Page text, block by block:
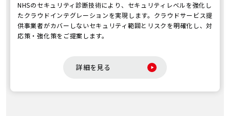
NHSのセキュリティ診断技術により、セキュリティレベルを強化し
たクラウドインテグレーションを実現します。クラウドサービス提
供事業者がカバーしないセキュリティ範囲とリスクを明確化し、対
応策・強化策をご提案します。
詳細を見る